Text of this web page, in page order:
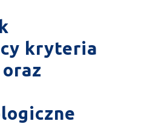
kryteria